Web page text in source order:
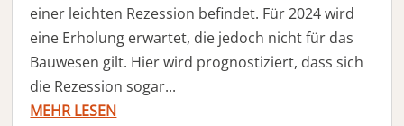
einer leichten Rezession befindet. Für 2024 wird
eine Erholung erwartet, die jedoch nicht für das
Bauwesen gilt. Hier wird prognostiziert, dass sich
die Rezession sogar...
MEHR LESEN